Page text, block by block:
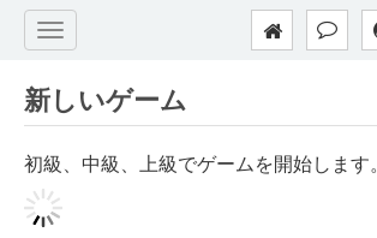
新しいゲーム
初級、中級、上級でゲームを開始します。